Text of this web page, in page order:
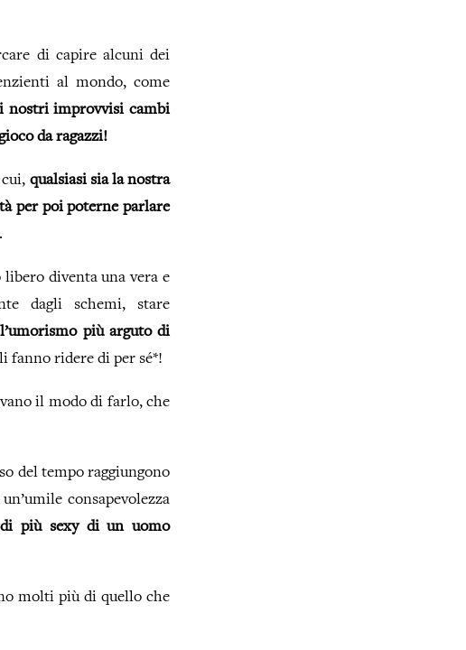
di capire alcuni dei
al mondo, come
nostri improvvisi cambi
da ragazzi!
qualsiasi sia la nostra
per poi poterne parlare
diventa una vera e
dagli schemi, stare
più arguto di
fanno ridere di per sé*!
il modo di farlo, che
del tempo raggiungono
consapevolezza
di più sexy di un uomo
molti più di quello che